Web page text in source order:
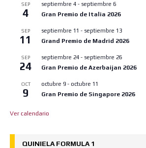
SEP
4
septiembre 4 - septiembre 6
Gran Premio de Italia 2026
SEP
11
septiembre 11 - septiembre 13
Grand Premio de Madrid 2026
SEP
24
septiembre 24 - septiembre 26
Gran Premio de Azerbaijan 2026
OCT
9
octubre 9 - octubre 11
Gran Premio de Singapore 2026
Ver calendario
QUINIELA FORMULA 1